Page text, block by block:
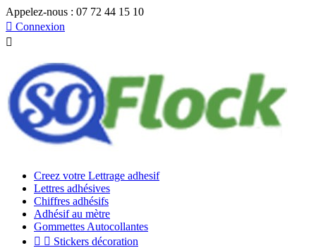
Appelez-nous : 07 72 44 15 10
 Connexion

Creez votre Lettrage adhesif
Lettres adhésives
Chiffres adhésifs
Adhésif au mètre
Gommettes Autocollantes
  Stickers décoration